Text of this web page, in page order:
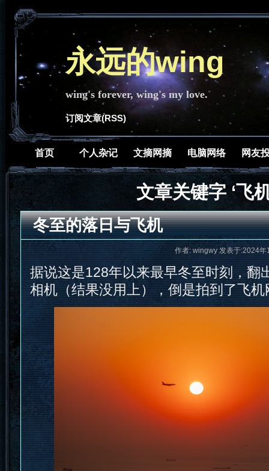
永远的wing
wing's forever, wing's my love.
订阅文章(RSS)
首页 个人杂记 文摘网摘 电脑网络 网友
文章关键字 ‘飞
冬至的落日与飞机
作者: wingwy 发表于:2024
据说这是128年以来最早冬至时刻，翻
相机（结果没用上），倒是拍到了飞